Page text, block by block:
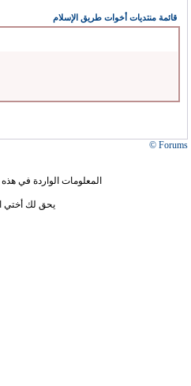
قائمة منتديات أخوات طريق الإسلام
Forums ©
المعلومات الواردة في
يحق لك أختي